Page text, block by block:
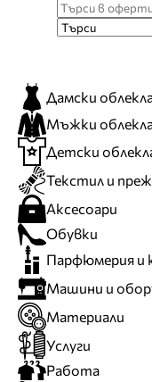
Дамски
Мъжки
Детски
Текстил и
Аксесоари
Обувки
Парфюмерия и
Машини и
Материали
Услуги
Работа